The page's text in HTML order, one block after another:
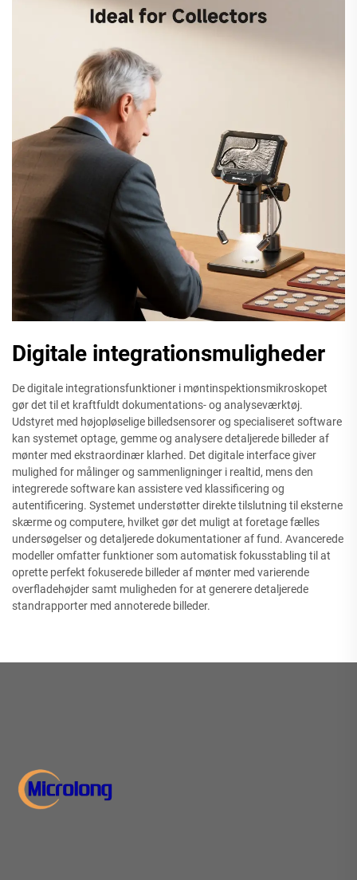
Digitale integrationsmuligheder
De digitale integrationsfunktioner i møntinspektionsmikroskopet
gør det til et kraftfuldt dokumentations- og analyseværktøj.
Udstyret med højopløselige billedsensorer og specialiseret software
kan systemet optage, gemme og analysere detaljerede billeder af
mønter med ekstraordinær klarhed. Det digitale interface giver
mulighed for målinger og sammenligninger i realtid, mens den
integrerede software kan assistere ved klassificering og
autentificering. Systemet understøtter direkte tilslutning til eksterne
skærme og computere, hvilket gør det muligt at foretage fælles
undersøgelser og detaljerede dokumentationer af fund. Avancerede
modeller omfatter funktioner som automatisk fokusstabling til at
oprette perfekt fokuserede billeder af mønter med varierende
overfladehøjder samt muligheden for at generere detaljerede
standrapporter med annoterede billeder.